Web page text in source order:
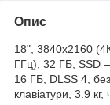
Опис
18", 3840x2160
ГГц), 32 ГБ, SSD
16 ГБ, DLSS 4, без
клавіатури, 3.9 кг,